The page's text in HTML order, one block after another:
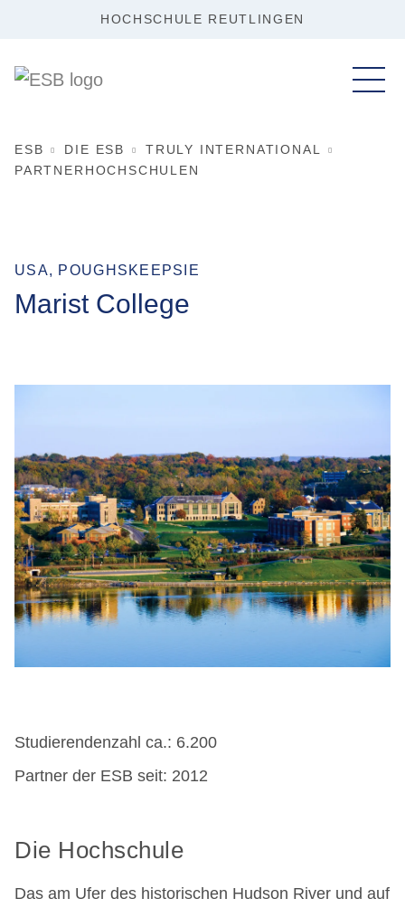
HOCHSCHULE REUTLINGEN
ESB DIE ESB
TRULY INTERNATIONAL
PARTNERHOCHSCHULEN
USA, POUGHSKEEPSIE
Marist College
Studierendenzahl ca.: 6.200
Partner der ESB seit: 2012
Die Hochschule
Das am Ufer des historischen Hudson River und auf